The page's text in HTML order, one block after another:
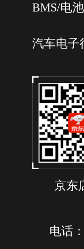
BMS/电
汽车电子
京东
电话